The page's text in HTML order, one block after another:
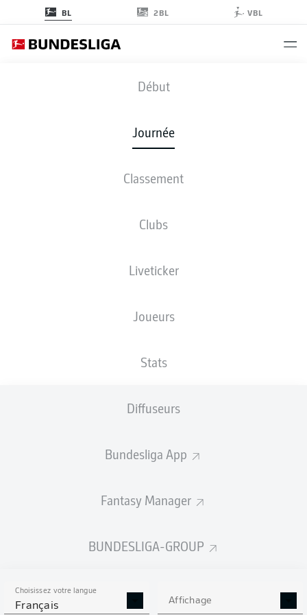
BL 2BL VBL
Début
Journée
Classement
Clubs
Liveticker
Joueurs
Stats
Diffuseurs
Bundesliga App
Fantasy Manager
BUNDESLIGA-GROUP
Choisissez votre langue
Français Affichage
SGE - SVW
COMPOSITIONS STATISTIQUES
0